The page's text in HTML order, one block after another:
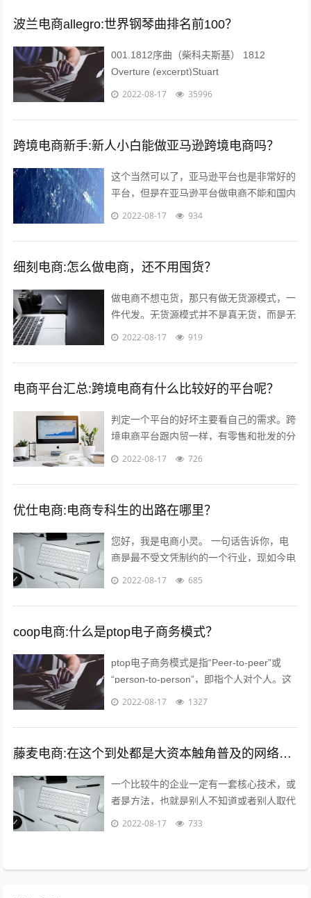
波兰电商allegro:世界钢琴曲排名前100？
001.1812序曲（柴科夫斯基） 1812
Overture (excerpt)Stuart
Challender;Sydney Symphony...
2022-08-17 35996
跨境电商新手:新人小白能做亚马逊跨境电商吗？
这个当然可以了，亚马逊平台也是非常好的
平台，但是在亚马逊平台做电商不能和国内
做电商似的刷单，这样会给你带来巨大的损
2022-08-17 934
细刻电商:怎么做电商，还不用囤货？
做电商不想屯货，那只有做无货源模式，一
件代发。无货源模式并不是真无货，而是无
需自己屯货。到货源网去采集，用一件代发
2022-08-17 919
电商平台汇总:跨境电商有什么比较好的平台呢？
判定一个平台的好坏主要看自己的需求。跨
境电商平台跟内贸一样，有零售和批发的分
别。如果您是个人卖家，那么零售还是批发
2022-08-17 726
优仕电商:电商专科生的出路在哪里？
您好，我是电商小灵。 一句话告诉你，电
商是最不受文凭制约的一个行业，现如今电
商行业的优秀从业人员，70%都是草莽出
2022-08-17 685
coop电商:什么是ptop电子商务模式？
ptop电子商务模式是指“Peer-to-peer”或
“person-to-person”，即指个人对个人。这
种新型的融资模式已经在欧美市场取得了极
2022-08-17 1327
藤麦电商:在这个到处都是大资本触角普及的网络电商时代,普通的穷屌丝如何可以做到逆袭上位？
一个比较牛的企业一定有一套核心技术，或
者是方法，也就是别人不知道或者别人取代
不了的，打个比方，你在国内做一款游戏，
2022-08-17 733